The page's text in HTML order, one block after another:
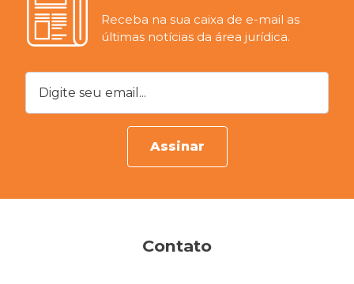
Receba na sua caixa de e-mail as
últimas notícias da área jurídica.
Digite seu email...
Assinar
Contato